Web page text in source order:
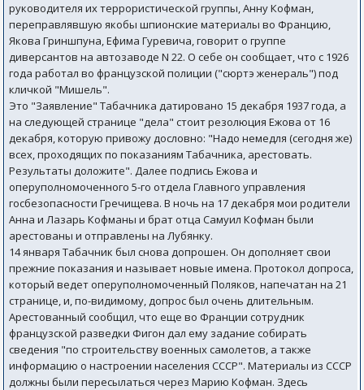
руководителя их террористической группы, Анну Кофман,
переправлявшую якобы шпионские материалы во Францию,
Якова Гриншпуна, Ефима Гуревича, говорит о группе
диверсантов на автозаводе N 22. О себе он сообщает, что с 1926
года работал во французской полиции ("сюртэ женераль") под
кличкой "Мишель".
Это "Заявление" Табачника датировано 15 декабря 1937 года, а
на следующей странице "дела" стоит резолюция Ежова от 16
декабря, которую привожу дословно: "Надо немедля (сегодня же)
всех, проходящих по показаниям Табачника, арестовать.
Результаты доложите". Далее подпись Ежова и
оперуполномоченного 5-го отдела Главного управления
госбезопасности Гречищева. В ночь на 17 декабря мои родители
Анна и Лазарь Кофманы и брат отца Самуил Кофман были
арестованы и отправлены на Лубянку.
14 января Табачник был снова допрошен. Он дополняет свои
прежние показания и называет новые имена. Протокол допроса,
который ведет оперуполномоченный Поляков, напечатан на 21
странице, и, по-видимому, допрос был очень длительным.
Арестованный сообщил, что еще во Франции сотрудник
французской разведки Фигон дал ему задание собирать
сведения "по строительству военных самолетов, а также
информацию о настроении населения СССР". Материалы из СССР
должны были пересылаться через Марию Кофман. Здесь